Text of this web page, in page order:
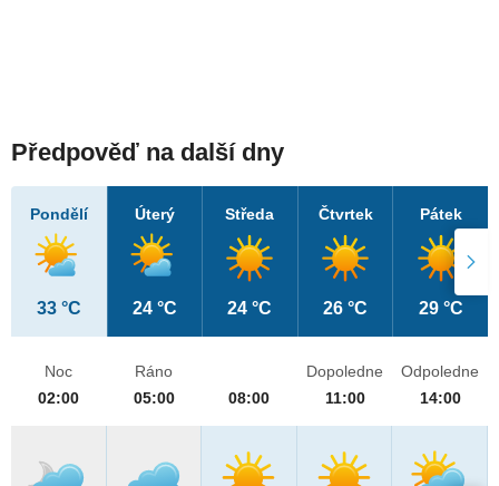
Předpověď na další dny
Pondělí
33 °C
Úterý
24 °C
Středa
24 °C
Čtvrtek
26 °C
Pátek
29 °C
Noc
02:00
Ráno
05:00
08:00
Dopoledne
11:00
Odpoledne
14:00